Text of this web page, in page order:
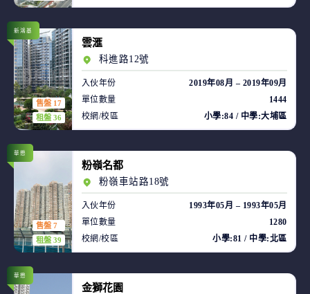
售盤 17
租盤 36
新鴻基
雲滙
科進路12號
入伙年份
2019年08月 – 2019年09月
單位數量
1444
校網/校區
小學:84 / 中學:大埔區
售盤 7
租盤 39
華懋
粉嶺名都
粉嶺車站路18號
入伙年份
1993年05月 – 1993年05月
單位數量
1280
校網/校區
小學:81 / 中學:北區
華懋
金獅花園